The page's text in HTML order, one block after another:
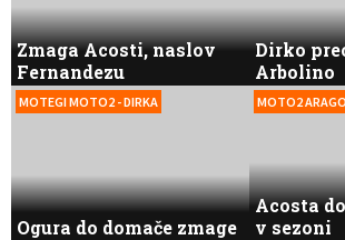
Zmaga Acosti, naslov
Fernandezu
Dirko
Arbolino
MOTEGI MOTO2 - DIRKA
Ogura do domače zmage
MOTO2
Acosta
v sezoni